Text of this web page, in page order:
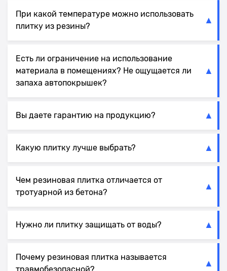
При какой температуре можно использовать
плитку из резины?
Есть ли ограничение на использование
материала в помещениях? Не ощущается ли
запаха автопокрышек?
Вы даете гарантию на продукцию?
Какую плитку лучше выбрать?
Чем резиновая плитка отличается от
тротуарной из бетона?
Нужно ли плитку защищать от воды?
Почему резиновая плитка называется
травмобезопасной?